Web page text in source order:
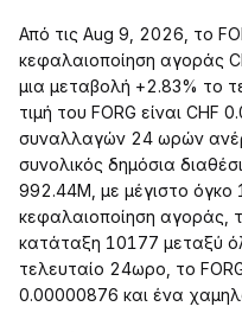
Από τις Aug 9, 2026, το
κεφαλαιοποίηση αγοράς
μια μεταβολή +2.83% το
τιμή του FORG είναι
συναλλαγών 24 ωρών
συνολικός δημόσια
992.44M, με μέγιστο
κεφαλαιοποίηση αγοράς,
κατάταξη 10177 μεταξύ
τελευταίο 24ωρο, το
0.00000876 και ένα